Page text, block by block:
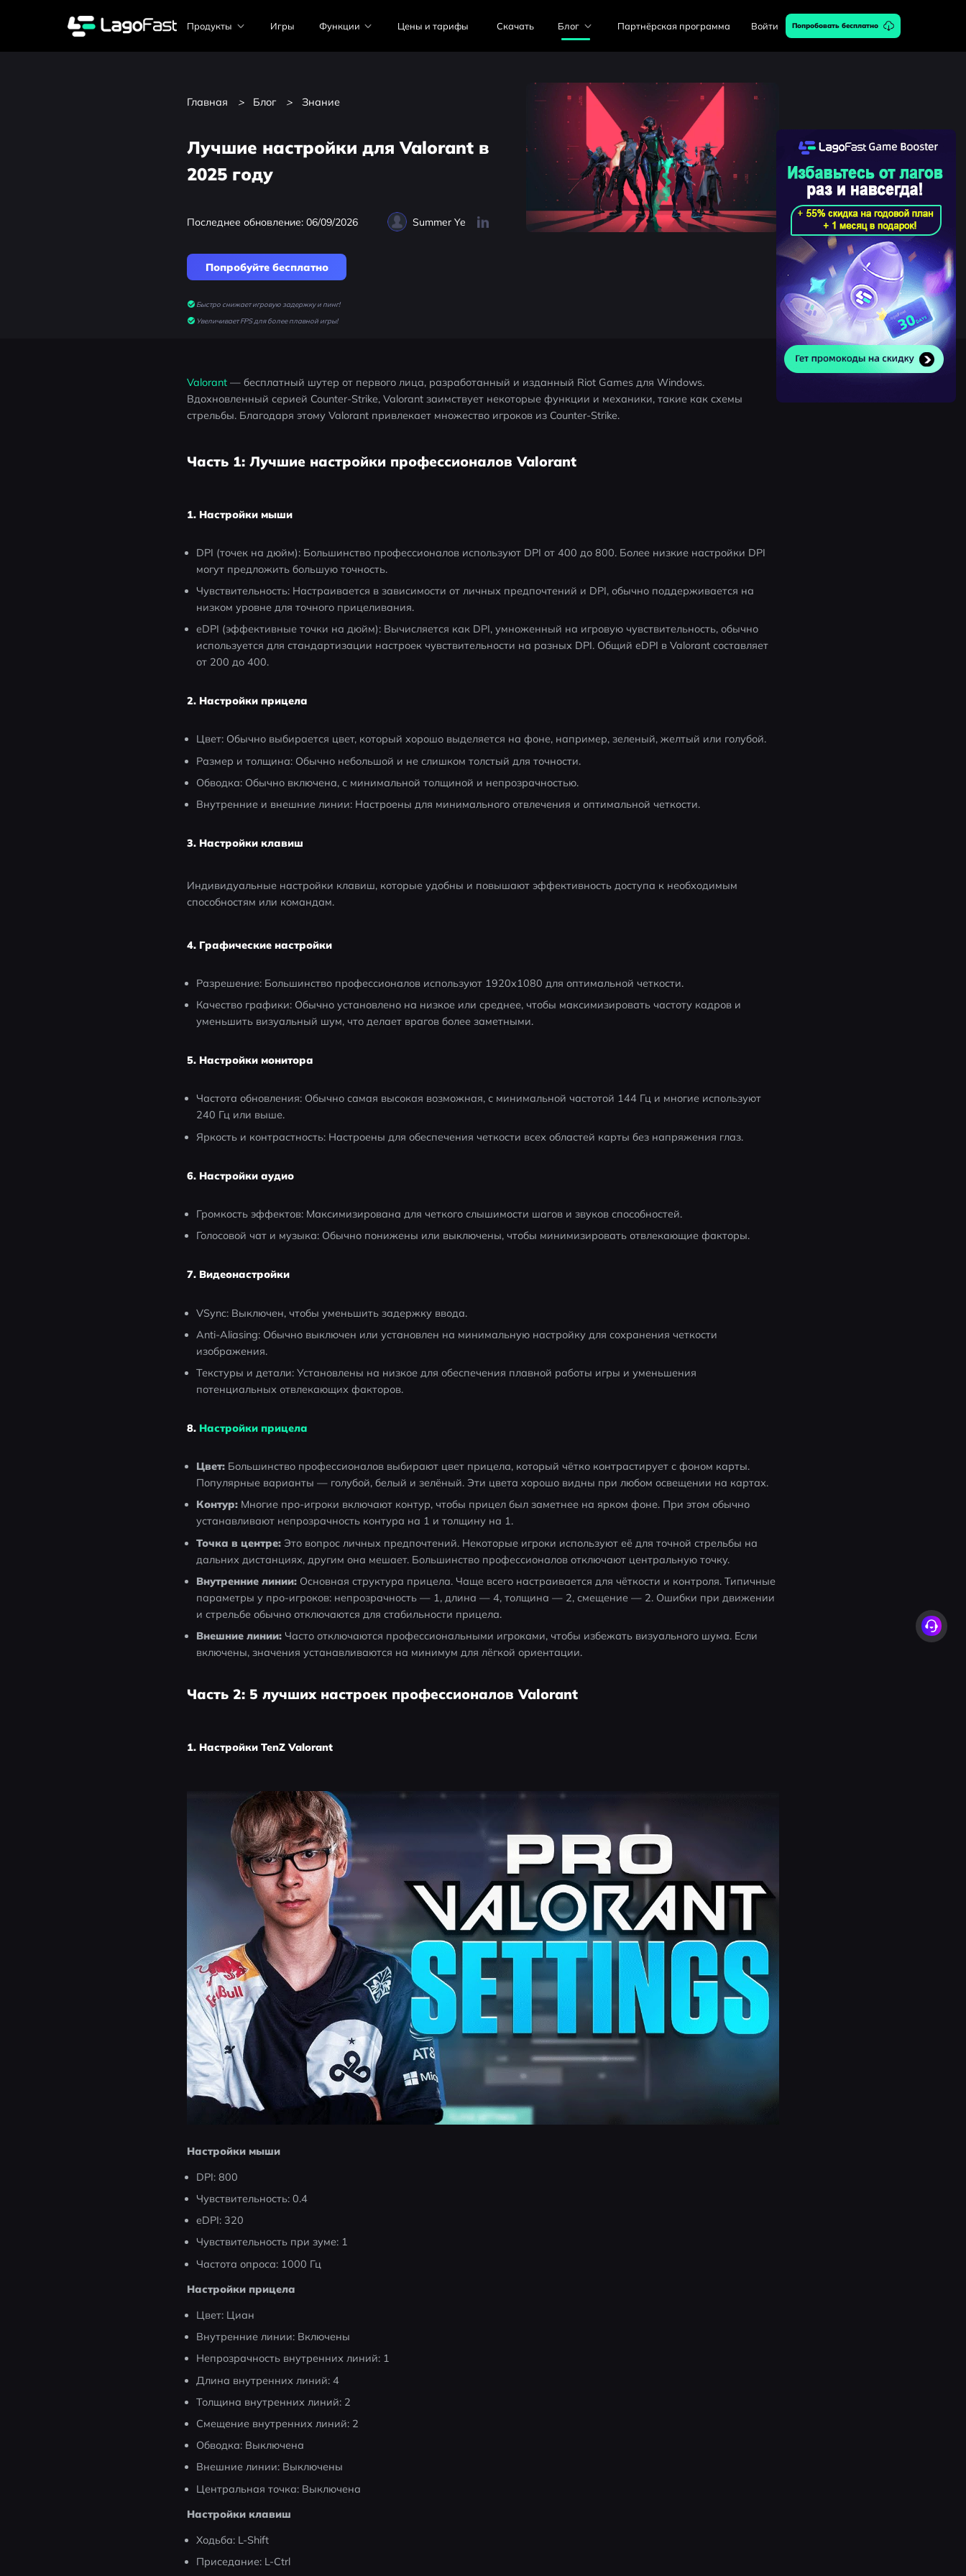
Продукты Игры Функции Цены и тарифы Скачать Блог Партнёрская программа Войти Попробовать бесплатно
Главная > Блог > Знание
Лучшие настройки для Valorant в
2025 году
Последнее обновление: 06/09/2026 Summer Ye
Попробуйте бесплатно
Быстро снижает игровую задержку и пинг!
Увеличивает FPS для более плавной игры!
Valorant — бесплатный шутер от первого лица, разработанный и изданный Riot Games для Windows.
Вдохновленный серией Counter-Strike, Valorant заимствует некоторые функции и механики, такие как схемы
стрельбы. Благодаря этому Valorant привлекает множество игроков из Counter-Strike.
Часть 1: Лучшие настройки профессионалов Valorant
1. Настройки мыши
DPI (точек на дюйм): Большинство профессионалов используют DPI от 400 до 800. Более низкие настройки DPI
могут предложить большую точность.
Чувствительность: Настраивается в зависимости от личных предпочтений и DPI, обычно поддерживается на
низком уровне для точного прицеливания.
eDPI (эффективные точки на дюйм): Вычисляется как DPI, умноженный на игровую чувствительность, обычно
используется для стандартизации настроек чувствительности на разных DPI. Общий eDPI в Valorant составляет
от 200 до 400.
2. Настройки прицела
Цвет: Обычно выбирается цвет, который хорошо выделяется на фоне, например, зеленый, желтый или голубой.
Размер и толщина: Обычно небольшой и не слишком толстый для точности.
Обводка: Обычно включена, с минимальной толщиной и непрозрачностью.
Внутренние и внешние линии: Настроены для минимального отвлечения и оптимальной четкости.
3. Настройки клавиш
Индивидуальные настройки клавиш, которые удобны и повышают эффективность доступа к необходимым
способностям или командам.
4. Графические настройки
Разрешение: Большинство профессионалов используют 1920x1080 для оптимальной четкости.
Качество графики: Обычно установлено на низкое или среднее, чтобы максимизировать частоту кадров и
уменьшить визуальный шум, что делает врагов более заметными.
5. Настройки монитора
Частота обновления: Обычно самая высокая возможная, с минимальной частотой 144 Гц и многие используют
240 Гц или выше.
Яркость и контрастность: Настроены для обеспечения четкости всех областей карты без напряжения глаз.
6. Настройки аудио
Громкость эффектов: Максимизирована для четкого слышимости шагов и звуков способностей.
Голосовой чат и музыка: Обычно понижены или выключены, чтобы минимизировать отвлекающие факторы.
7. Видеонастройки
VSync: Выключен, чтобы уменьшить задержку ввода.
Anti-Aliasing: Обычно выключен или установлен на минимальную настройку для сохранения четкости
изображения.
Текстуры и детали: Установлены на низкое для обеспечения плавной работы игры и уменьшения
потенциальных отвлекающих факторов.
8. Настройки прицела
Цвет: Большинство профессионалов выбирают цвет прицела, который чётко контрастирует с фоном карты.
Популярные варианты — голубой, белый и зелёный. Эти цвета хорошо видны при любом освещении на картах.
Контур: Многие про-игроки включают контур, чтобы прицел был заметнее на ярком фоне. При этом обычно
устанавливают непрозрачность контура на 1 и толщину на 1.
Точка в центре: Это вопрос личных предпочтений. Некоторые игроки используют её для точной стрельбы на
дальних дистанциях, другим она мешает. Большинство профессионалов отключают центральную точку.
Внутренние линии: Основная структура прицела. Чаще всего настраивается для чёткости и контроля. Типичные
параметры у про-игроков: непрозрачность — 1, длина — 4, толщина — 2, смещение — 2. Ошибки при движении
и стрельбе обычно отключаются для стабильности прицела.
Внешние линии: Часто отключаются профессиональными игроками, чтобы избежать визуального шума. Если
включены, значения устанавливаются на минимум для лёгкой ориентации.
Часть 2: 5 лучших настроек профессионалов Valorant
1. Настройки TenZ Valorant
Настройки мыши
DPI: 800
Чувствительность: 0.4
eDPI: 320
Чувствительность при зуме: 1
Частота опроса: 1000 Гц
Настройки прицела
Цвет: Циан
Внутренние линии: Включены
Непрозрачность внутренних линий: 1
Длина внутренних линий: 4
Толщина внутренних линий: 2
Смещение внутренних линий: 2
Обводка: Выключена
Внешние линии: Выключены
Центральная точка: Выключена
Настройки клавиш
Ходьба: L-Shift
Приседание: L-Ctrl